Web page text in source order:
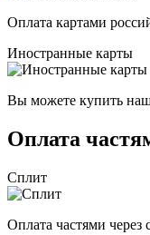
Оплата картами
Иностранные карты
Вы можете купить
Оплата
Сплит
Оплата частями через